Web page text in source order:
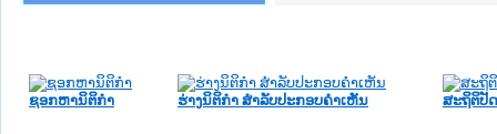
ຊອກຫານິຕິກໍາ ຮ່າງນິຕິກໍາ ສໍາລັບປະກອບຄໍາເຫັນ ສະຖິຕິປັ